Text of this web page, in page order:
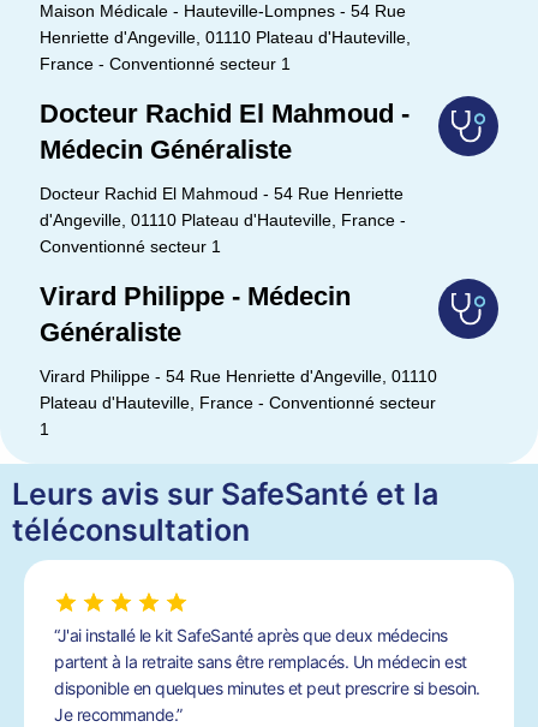
Maison Médicale - Hauteville-Lompnes - 54 Rue
Henriette d'Angeville, 01110 Plateau d'Hauteville,
France - Conventionné secteur 1
Docteur Rachid El Mahmoud -
Médecin Généraliste
Docteur Rachid El Mahmoud - 54 Rue Henriette
d'Angeville, 01110 Plateau d'Hauteville, France -
Conventionné secteur 1
Virard Philippe - Médecin
Généraliste
Virard Philippe - 54 Rue Henriette d'Angeville, 01110
Plateau d'Hauteville, France - Conventionné secteur
1
Leurs avis sur SafeSanté et la
téléconsultation
“J'ai installé le kit SafeSanté après que deux médecins
partent à la retraite sans être remplacés. Un médecin est
disponible en quelques minutes et peut prescrire si besoin.
Je recommande.”